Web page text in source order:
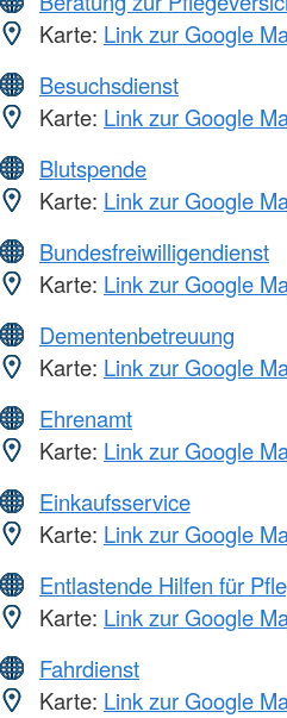
Karte: Link zur Google
Besuchsdienst
Karte: Link zur Google
Blutspende
Karte: Link zur Google
Bundesfreiwilligendienst
Karte: Link zur Google
Dementenbetreuung
Karte: Link zur Google
Ehrenamt
Karte: Link zur Google
Einkaufsservice
Karte: Link zur Google
Entlastende Hilfen für
Karte: Link zur Google
Fahrdienst
Karte: Link zur Google